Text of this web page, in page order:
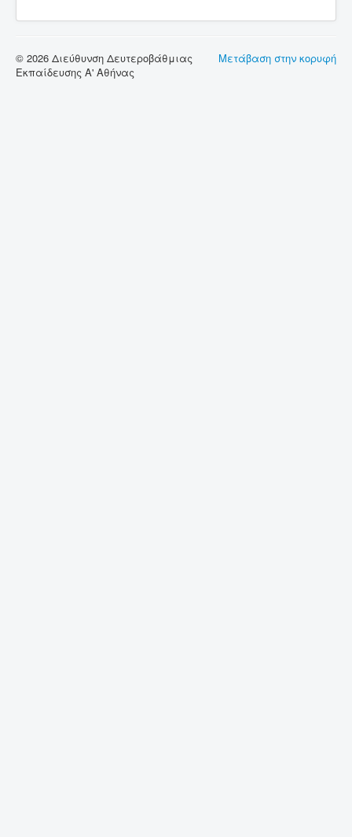
Μετάβαση στην κορυφή
© 2026 Διεύθυνση Δευτεροβάθμιας
Εκπαίδευσης Α' Αθήνας